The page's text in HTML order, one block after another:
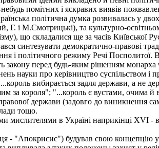
помітних і яскравих виявів
політична думка розвивалась у
Г. і М.Смотрицькі), та культурно-
що складалися ще за часів
синтезувати демократично-правові
і політичного режиму Речі
закону перед будь-яким рішенням
науки про керівництво суспільством
вибирається задля держави, а не
за короля"; "...король є вустами, очима
держави (задовго до виникнення
тощо.
мислителями в Україні наприкінці XVI
- "Апокрисис") будував свою концепцію у